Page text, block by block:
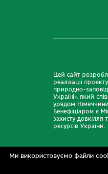
Ми використовуємо файли
Цей сайт
реалізації
природно-
Україні», який
урядом
Бенефіціаром є
захисту довкілля
ресурсів України.